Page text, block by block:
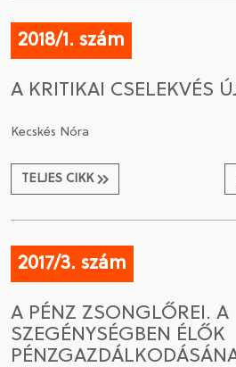
2018/1. szám
A KRITIKAI CSELEKVÉS
Kecskés Nóra
TELJES CIKK
2017/3. szám
A PÉNZ ZSONGLŐREI. A
SZEGÉNYSÉGBEN ÉLŐK